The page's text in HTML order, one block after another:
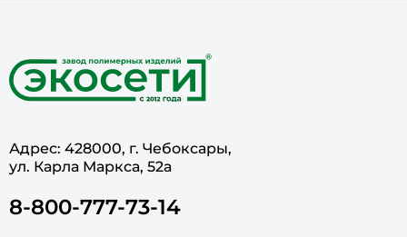
Адрес: 428000, г. Чебоксары,
ул. Карла Маркса, 52а
8-800-777-73-14